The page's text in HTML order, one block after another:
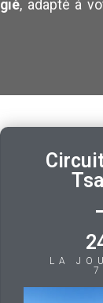
, adapté à
LA